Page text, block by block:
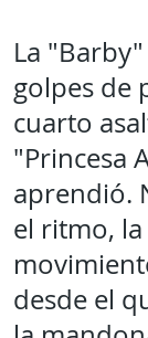
La
golpes de
cuarto
"Princesa
aprendió.
el ritmo,
desde el